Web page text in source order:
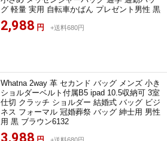
グ 軽量 実用 自転車かばん プレゼント男性 黒
2,988 円 +送料680円
Whatna 2way 革 セカンド バッグ メンズ 小き
ショルダーベルト付属B5 ipad 10.5収納可 3室
仕切 クラッチ ショルダー 結婚式 バッグ ビジ
ネス フォーマル 冠婚葬祭 バッグ 紳士用 男性
用 黒 ブラウン6132
3,988